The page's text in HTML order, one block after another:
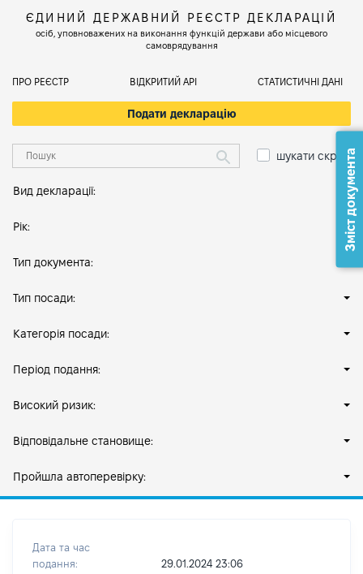
ЄДИНИЙ ДЕРЖАВНИЙ РЕЄСТР ДЕКЛАРАЦІЙ
осіб, уповноважених на виконання функцій держави або місцевого
самоврядування
ПРО РЕЄСТР ВІДКРИТИЙ АРІ СТАТИСТИЧНІ ДАНІ
Подати декларацію
шукати скрізь
Вид декларації:
Рік:
Тип документа:
Тип посади:
Категорія посади:
Період подання:
Високий ризик:
Відповідальне становище:
Пройшла автоперевірку:
Дата та час
подання:
29.01.2024 23:06
Зміст документа